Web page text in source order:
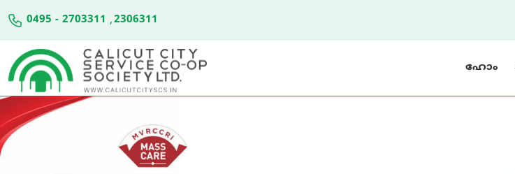
0495 - 2703311 ,2306311
ഹോം